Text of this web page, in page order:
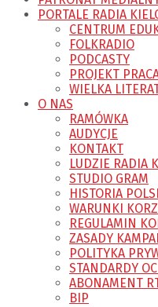
PORTALE RADIA
CENTRUM
FOLKRADIO
PODCASTY
PROJEKT
WIELKA
O NAS
RAMÓWKA
AUDYCJE
KONTAKT
LUDZIE RADIA
STUDIO GRAM
HISTORIA
WARUNKI
REGULAMIN
ZASADY
POLITYKA
STANDARDY
ABONAMENT
BIP